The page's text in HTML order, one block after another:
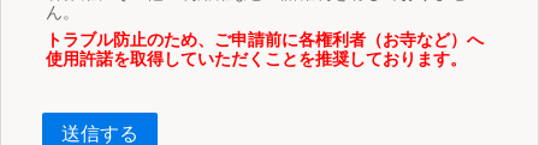
ん。
トラブル防止のため、ご申請前に各権利者（お寺など）へ
使用許諾を取得していただくことを推奨しております。
送信する